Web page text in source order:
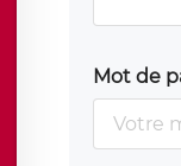
Mot de